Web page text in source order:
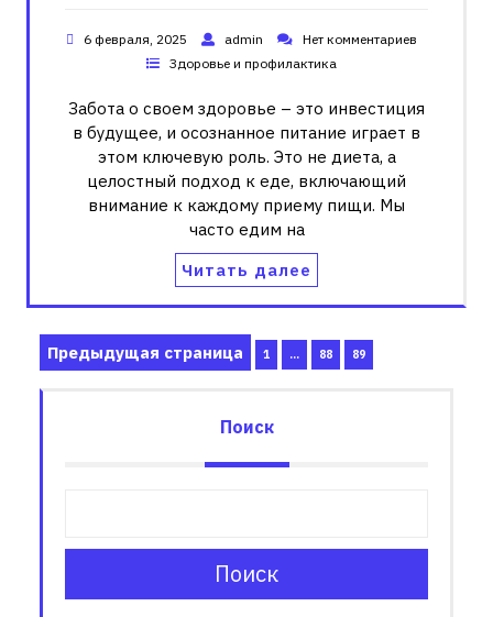
6 февраля, 2025 admin
Нет комментариев
Здоровье и профилактика
Забота о своем здоровье – это инвестиция
в будущее, и осознанное питание играет в
этом ключевую роль. Это не диета, а
целостный подход к еде, включающий
внимание к каждому приему пищи. Мы
часто едим на
Читать далее
Пагинация
записей
Предыдущая страница Страница
1 … Страница
88 Страница
89
Поиск
Поиск